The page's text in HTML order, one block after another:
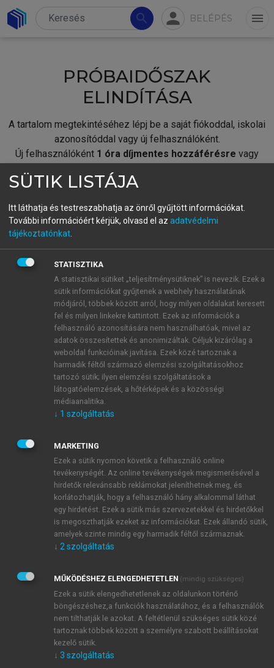
search person BELÉPÉS menu
PRÓBAIDŐSZAK
ELINDÍTÁSA
A tartalom megtekintéséhez lépj be a saját fiókoddal, iskolai
azonosítóddal vagy új felhasználóként.
Új felhasználóként 1 óra díjmentes hozzáférésre vagy
fiókoddal,vagy hozz létre új fiókot.
A regisztráció után apróbaidőszakautomatikusan
BELÉPÉS SAJÁT FIÓKKAL
ÚJ FIÓK LÉTREHOZÁSA
1 óra díjmentes hozzáférés
E-MAIL-CÍM
JELSZÓ
JELSZÓ ÚJRA
Kérek értesítést a MeRSZ újdonságairól, akcióiról.
Kérek értesítést az Akadémiai Kiadó Zrt. újdonságairól,
Adatkezelési tájékoztatóbanfoglaltakat tudomásul
veszem és elfogadom.
Általános vásárlási feltételeket, valamint a szotar.netés a
mersz.huoldalak licencszerződéseiben foglaltakat
tudomásul veszem és elfogadom.
KIPRÓBÁLOM
SÜTIK LISTÁJA
Itt láthatja és testreszabhatja az önről gyűjtött információkat.
További információért kérjük, olvasd el az adatvédelmi
tájékoztatónkat
STATISZTIKA
A statisztikai sütiket „teljesítménysütiknek” is nevezik. Ezek a
sütik információkat gyűjtenek a webhely használatának
módjáról, többek között arról, hogy milyen oldalakat keresett
fel és milyen linkekre kattintott. Ezek az információk a
felhasználó azonosítására nem használhatóak, mivel az
adatok összesítettek és anonimizáltak. Céljuk kizárólag a
weboldal funkcióinak javítása. Ezek közé tartoznak a
harmadik féltől származó elemzési szolgáltatásokhoz
tartozó sütik; ilyen elemzési szolgáltatások a
látogatóelemzések, a hőtérképek és a közösségi
médiaanalitika.
↓ 1 szolgáltatás
MARKETING
Ezek a sütik nyomon követik a felhasználó online
tevékenységét. Az online tevékenységek megismerésével a
hirdetők relevánsabb reklámokat jeleníthetnek meg, és
korlátozhatják, hogy a felhasználó hány alkalommal láthat
egy hirdetést. Ezek a sütik más szervezetekkel és hirdetőkkel
is megoszthatják ezeket az információkat. Ezek állandó sütik,
amelyek szinte mindig egy harmadik féltől származnak.
↓ 2 szolgáltatás
MŰKÖDÉSHEZ ELENGEDHETETLEN (mindig szükséges)
Ezek a sütik elengedhetetlenek az oldalunkon történő
böngészéshez,a funkciók használatához, és a felhasználók
nem tilthatják le azokat. A feltétlenül szükséges sütik közé
tartoznak többek között a személyre szabott beállításokat
kezelő sütik.
↓ 3 szolgáltatás